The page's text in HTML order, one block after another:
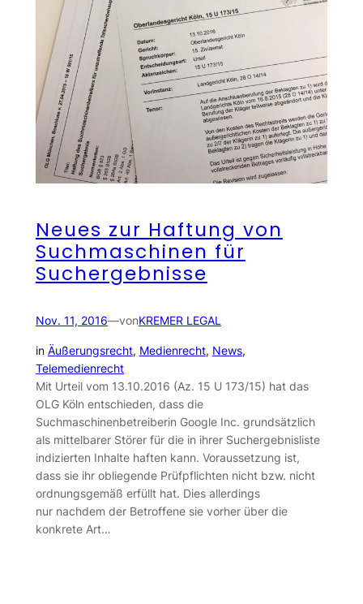
Neues zur Haftung von
Suchmaschinen für
Suchergebnisse
Nov. 11, 2016—vonKREMER LEGAL
in Äußerungsrecht, Medienrecht, News
Telemedienrecht
Mit Urteil vom 13.10.2016 (Az. 15 U 173/15) hat das
OLG Köln entschieden, dass die
Suchmaschinenbetreiberin Google Inc. grundsätzlich
als mittelbarer Störer für die in ihrer Suchergebnisliste
indizierten Inhalte haften kann. Voraussetzung ist,
dass sie ihr obliegende Prüfpflichten nicht bzw. nicht
ordnungsgemäß erfüllt hat. Dies allerdings
nur nachdem der Betroffene sie vorher über die
konkrete Art…